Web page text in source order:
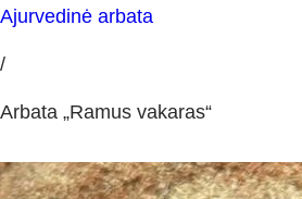
Ajurvedinė arbata
/
Arbata „Ramus vakaras“